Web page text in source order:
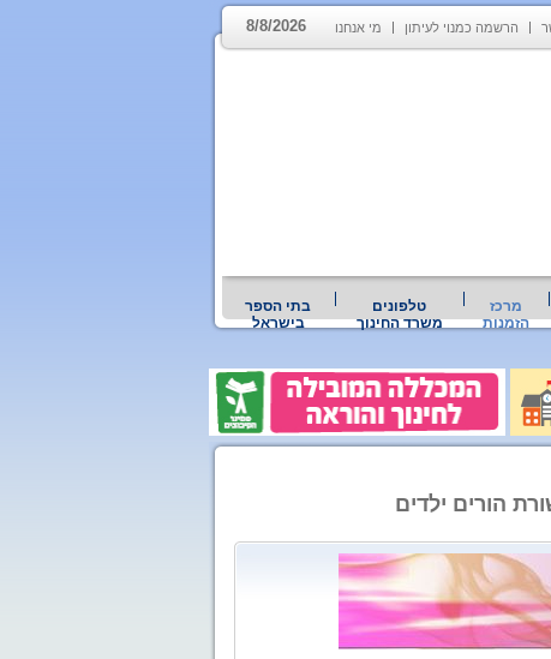
הרשמה כמנוי לעיתון מי אנחנו 8/8/2026
מרכז
הזמנות
טלפונים
משרד החינוך
בתי הספר
בישראל
הורים ילדים